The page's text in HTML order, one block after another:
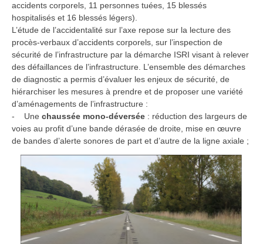
accidents corporels, 11 personnes tuées, 15 blessés
hospitalisés et 16 blessés légers).
L’étude de l’accidentalité sur l’axe repose sur la lecture des
procès-verbaux d’accidents corporels, sur l’inspection de
sécurité de l’infrastructure par la démarche ISRI visant à relever
des défaillances de l’infrastructure. L’ensemble des démarches
de diagnostic a permis d’évaluer les enjeux de sécurité, de
hiérarchiser les mesures à prendre et de proposer une variété
d’aménagements de l’infrastructure :
- Une chaussée mono-déversée : réduction des largeurs de
voies au profit d’une bande dérasée de droite, mise en œuvre
de bandes d’alerte sonores de part et d’autre de la ligne axiale ;